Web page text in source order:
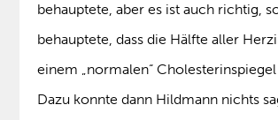
behauptete, aber es ist auch richtig,
behauptete, dass die Hälfte aller
einem „normalen“
Dazu konnte dann Hildmann nichts